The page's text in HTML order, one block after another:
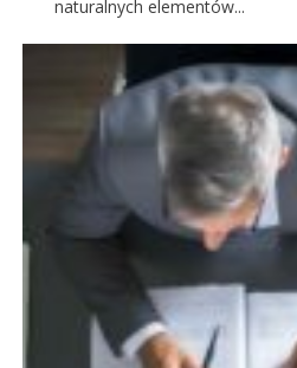
naturalnych elementów...